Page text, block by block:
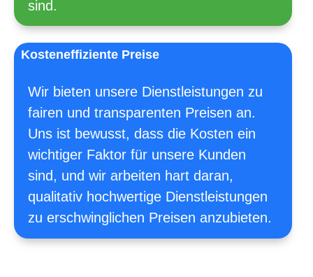
sind.
Kosteneffiziente Preise
Wir bieten unsere Dienstleistungen zu
fairen und transparenten Preisen an.
Uns ist bewusst, dass die Kosten ein
wichtiger Faktor für unsere Kunden
sind, und wir arbeiten hart daran,
qualitativ hochwertige Dienstleistungen
zu erschwinglichen Preisen anzubieten.